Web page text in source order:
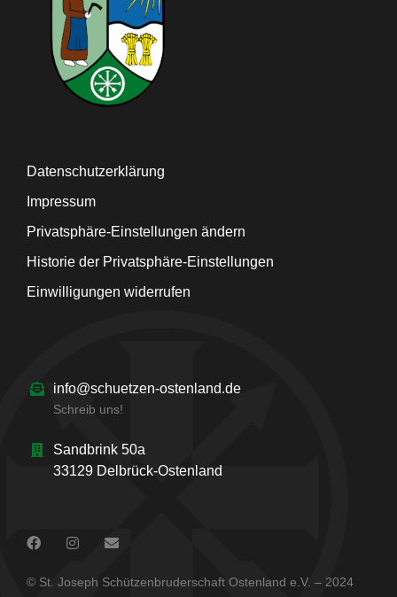
Datenschutzerklärung
Impressum
Privatsphäre-Einstellungen ändern
Historie der Privatsphäre-Einstellungen
Einwilligungen widerrufen
info@schuetzen-ostenland.de
Schreib uns!
Sandbrink 50a
33129 Delbrück-Ostenland
© St. Joseph Schützenbruderschaft Ostenland e.V. – 2024